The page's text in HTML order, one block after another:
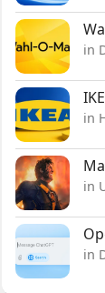
in
in
in
in